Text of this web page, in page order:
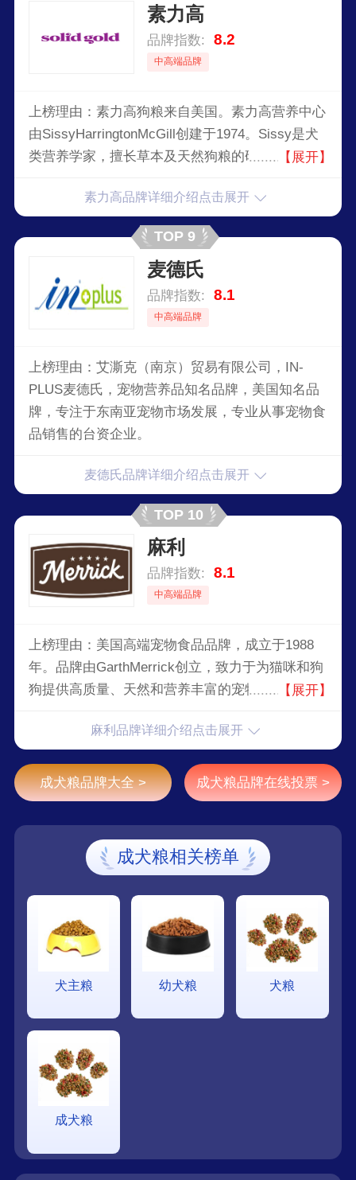
素力高
品牌指数: 8.2
中高端品牌
上榜理由：素力高狗粮来自美国。素力高营养中心
由SissyHarringtonMcGill创建于1974。Sissy是犬
类营养学家，擅长草本及天然狗粮的研究。素力高
侧重动物体内各系统的相互关联、又相互影响的特
【展开】
素力高品牌详细介绍点击展开
TOP 9
麦德氏
品牌指数: 8.1
中高端品牌
上榜理由：艾澌克（南京）贸易有限公司，IN-
PLUS麦德氏，宠物营养品知名品牌，美国知名品
牌，专注于东南亚宠物市场发展，专业从事宠物食
品销售的台资企业。
麦德氏品牌详细介绍点击展开
TOP 10
麻利
品牌指数: 8.1
中高端品牌
上榜理由：美国高端宠物食品品牌，成立于1988
年。品牌由GarthMerrick创立，致力于为猫咪和狗
狗提供高质量、天然和营养丰富的宠物食品。
都是用最好的天然原料制成，满足宠物的健康需
【展开】
麻利品牌详细介绍点击展开
成犬粮品牌大全 > 成犬粮品牌在线投票 >
成犬粮相关榜单
犬主粮 幼犬粮 犬粮
成犬粮